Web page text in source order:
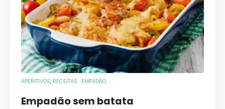
APERITIVOS, RECEITAS EMPADÃO
Empadão sem batata